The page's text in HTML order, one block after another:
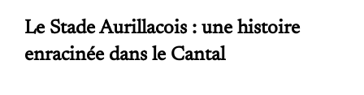
Le Stade Aurillacois : une histoire
enracinée dans le Cantal